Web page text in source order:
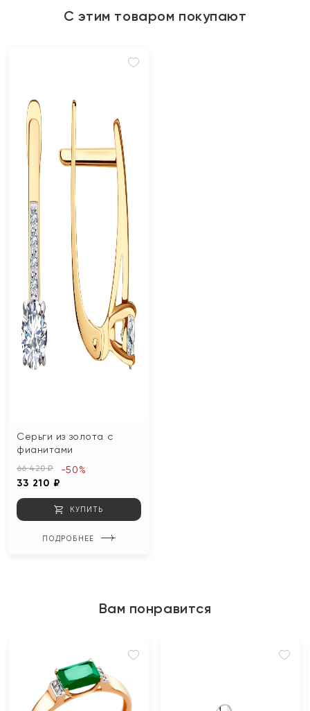
С этим товаром покупают
Серьги из золота с
фианитами
66 420 ₽
33 210 ₽
-50%
КУПИТЬ
ПОДРОБНЕЕ
Вам понравится